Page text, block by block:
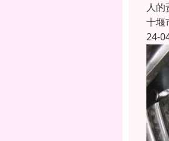
人
十堰
24-